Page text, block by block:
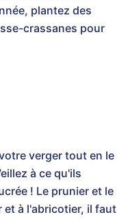
plantez des
crassanes pour
verger tout en le
à ce qu'ils
! Le prunier et le
et à l'abricotier, il faut